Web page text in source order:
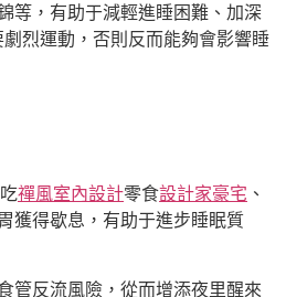
等，有助于減輕進睡困難、加深
烈運動，否則反而能夠會影響睡
禪風室內設計零食設計家豪宅 、
獲得歇息，有助于進步睡眠質
管反流風險，從而增添夜里醒來